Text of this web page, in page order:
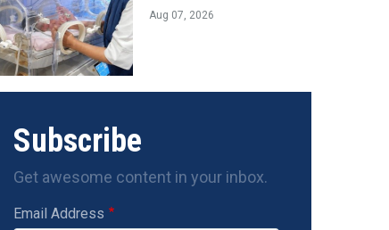
Aug 07, 2026
Subscribe
Get awesome content in your inbox.
Email Address